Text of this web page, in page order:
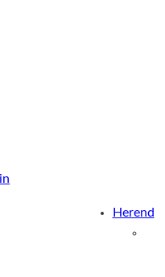
Herend